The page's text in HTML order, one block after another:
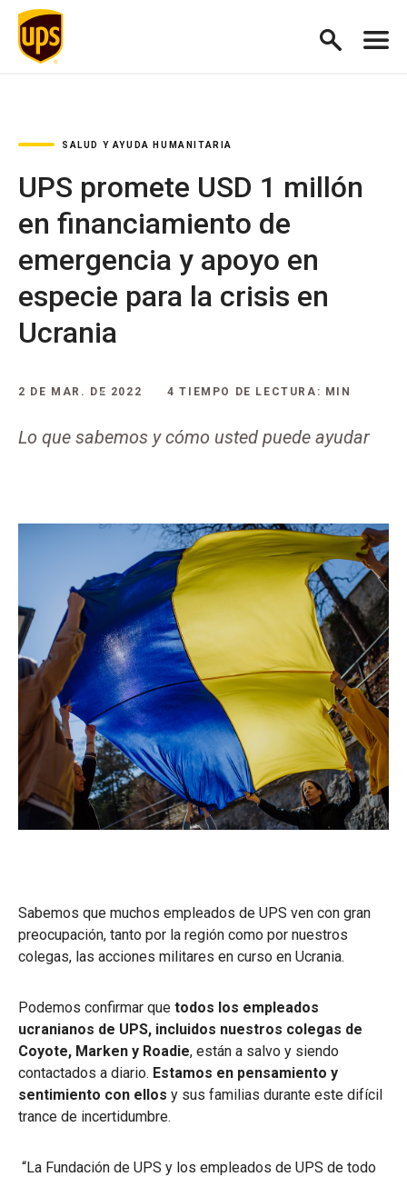
SALUD Y AYUDA HUMANITARIA
UPS promete USD 1 millón
en financiamiento de
emergencia y apoyo en
especie para la crisis en
Ucrania
2 DE MAR. DE 2022 4 TIEMPO DE LECTURA: MIN
Lo que sabemos y cómo usted puede ayudar
Sabemos que muchos empleados de UPS ven con gran
preocupación, tanto por la región como por nuestros
colegas, las acciones militares en curso en Ucrania.
Podemos confirmar que todos los empleados
ucranianos de UPS, incluidos nuestros colegas de
Coyote, Marken y Roadie, están a salvo y siendo
contactados a diario. Estamos en pensamiento y
sentimiento con ellos y sus familias durante este difícil
trance de incertidumbre.
“La Fundación de UPS y los empleados de UPS de todo